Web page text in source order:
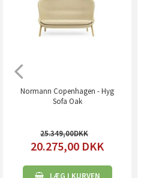
Normann Copenhagen - Hyg
Sofa Oak
25.349,00
20.275,00 DKK
LÆG I KURVEN